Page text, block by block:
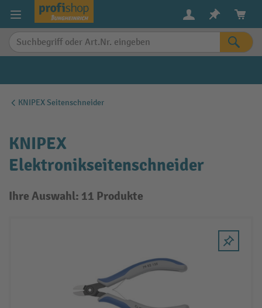
springen
KNIPEX Seitenschneider
KNIPEX
Elektronikseitenschneider
Ihre Auswahl: 11 Produkte